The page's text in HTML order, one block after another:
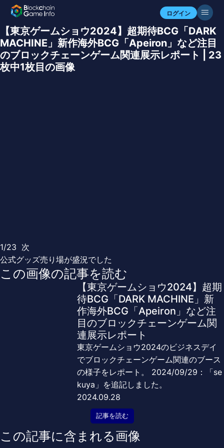
ログイン
【東京ゲームショウ2024】超期待BCG「DARK
MACHINE」新作海外BCG「Apeiron」など注目
のブロックチェーンゲーム関連展示レポート | 23
枚中1枚目の画像
1/23 次
公式グッズ売り場が盛況でした
この画像の記事を読む
【東京ゲームショウ2024】超期
待BCG「DARK MACHINE」新
作海外BCG「Apeiron」など注
目のブロックチェーンゲーム関
連展示レポート
東京ゲームショウ2024のビジネスデイ
でブロックチェーンゲーム関連のブース
の様子をレポート。 2024/09/29：「se
kuya」を追記しました。
2024.09.28
記事を読む
この記事に含まれる画像